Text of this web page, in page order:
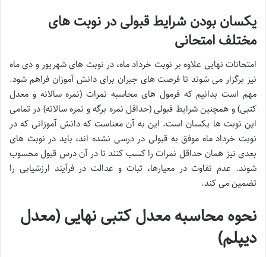
یکسان بودن شرایط قبولی در نوبت های
مختلف امتحانی
امتحانات نهایی علاوه بر نوبت خرداد ماه، در نوبت های شهریور و دی ماه
نیز برگزار می شوند تا فرصت های جبران برای دانش آموزان فراهم شود.
مهم است بدانیم که فرمول های محاسبه نمرات (نمره سالانه و معدل
کتبی) و همچنین شرایط قبولی (حداقل نمره برگه و نمره سالانه) در تمامی
این نوبت ها یکسان است. این به آن معناست که دانش آموزانی که در
نوبت خرداد ماه موفق به قبولی در درسی نشده اند، باید در نوبت های
بعدی نیز همان حداقل نمرات را کسب کنند تا در آن درس قبول محسوب
شوند. عدم تفاوت در معیارها، ثبات و عدالت در فرآیند ارزشیابی را
تضمین می کند.
نحوه محاسبه معدل کتبی نهایی (معدل
دیپلم)